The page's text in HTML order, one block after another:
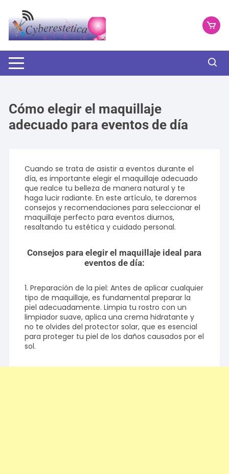
contenido
Cómo elegir el maquillaje
adecuado para eventos de día
Cuando se trata de asistir a eventos durante el
día, es importante elegir el maquillaje adecuado
que realce tu belleza de manera natural y te
haga lucir radiante. En este artículo, te daremos
consejos y recomendaciones para seleccionar el
maquillaje perfecto para eventos diurnos,
resaltando tu estética y cuidado personal.
Consejos para elegir el maquillaje ideal para
eventos de día:
1. Preparación de la piel: Antes de aplicar cualquier
tipo de maquillaje, es fundamental preparar la
piel adecuadamente. Limpia tu rostro con un
limpiador suave, aplica una crema hidratante y
no te olvides del protector solar, que es esencial
para proteger tu piel de los daños causados por el
sol.